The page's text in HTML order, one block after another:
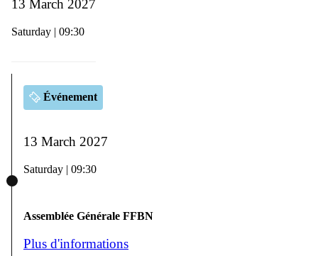
13 March 2027
Saturday | 09:30
Événement
13 March 2027
Saturday | 09:30
Assemblée Générale FFBN
Plus d'informations